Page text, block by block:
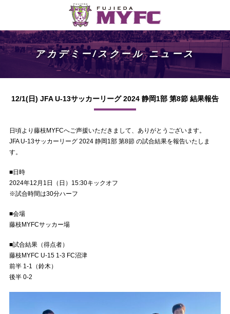
アカデミー/スクール ニュース
12/1(日) JFA U-13サッカーリーグ 2024 静岡1部 第8節 結果報告
日頃より藤枝MYFCへご声援いただきまして、ありがとうございます。
JFA U-13サッカーリーグ 2024 静岡1部 第8節 の試合結果を報告いたしま
す。
■日時
2024年12月1日（日）15:30キックオフ
※試合時間は30分ハーフ
■会場
藤枝MYFCサッカー場
■試合結果（得点者）
藤枝MYFC U-15 1-3 FC沼津
前半 1-1（鈴木）
後半 0-2